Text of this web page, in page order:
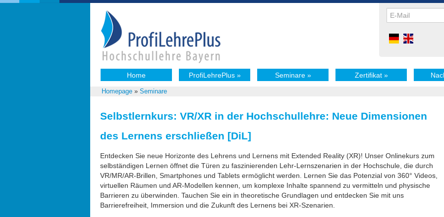
Home ProfiLehrePlus» Seminare» Zertifikat»
Homepage » Seminare
Selbstlernkurs: VR/XR in der Hochschullehre: Neue Dimensionen
des Lernens erschließen [DiL]
Entdecken Sie neue Horizonte des Lehrens und Lernens mit Extended Reality (XR)! Unser Onlinekurs zum
selbständigen Lernen öffnet die Türen zu faszinierenden Lehr-Lernszenarien in der Hochschule, die durch
VR/MR/AR-Brillen, Smartphones und Tablets ermöglicht werden. Lernen Sie das Potenzial von 360° Videos,
virtuellen Räumen und AR-Modellen kennen, um komplexe Inhalte spannend zu vermitteln und physische
Barrieren zu überwinden. Tauchen Sie ein in theoretische Grundlagen und entdecken Sie mit uns
Barrierefreiheit, Immersion und die Zukunft des Lernens bei XR-Szenarien.